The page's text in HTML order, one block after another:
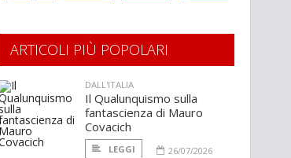
ARTICOLI PIÙ POPOLARI
DALL'ITALIA
Il Qualunquismo sulla
fantascienza di Mauro
Covacich
LEGGI
26/07/2026